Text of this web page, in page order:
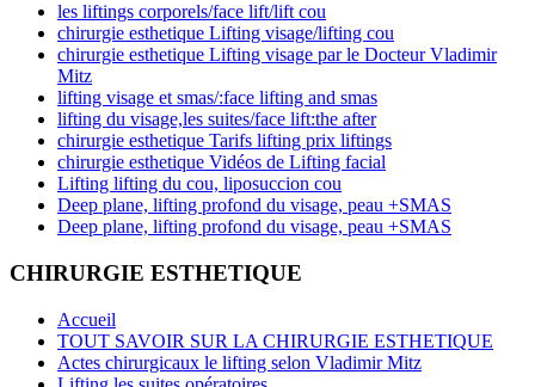
les liftings corporels/face lift/lift cou
chirurgie esthetique Lifting visage/lifting cou
chirurgie esthetique Lifting visage par le Docteur Vladimir
Mitz
lifting visage et smas/:face lifting and smas
lifting du visage,les suites/face lift:the after
chirurgie esthetique Tarifs lifting prix liftings
chirurgie esthetique Vidéos de Lifting facial
Lifting lifting du cou, liposuccion cou
Deep plane, lifting profond du visage, peau +SMAS
Deep plane, lifting profond du visage, peau +SMAS
CHIRURGIE ESTHETIQUE
Accueil
TOUT SAVOIR SUR LA CHIRURGIE ESTHETIQUE
Actes chirurgicaux le lifting selon Vladimir Mitz